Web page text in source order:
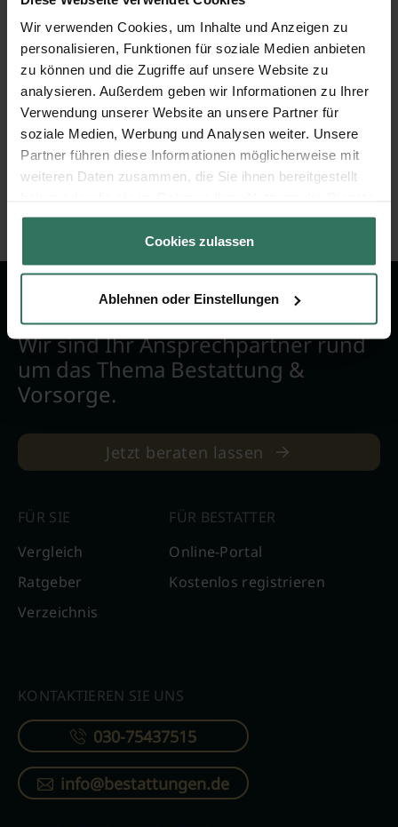
Wir verwenden Cookies, um Inhalte und Anzeigen zu
personalisieren, Funktionen für soziale Medien anbieten
zu können und die Zugriffe auf unsere Website zu
analysieren. Außerdem geben wir Informationen zu Ihrer
Verwendung unserer Website an unsere Partner für
soziale Medien, Werbung und Analysen weiter. Unsere
Partner führen diese Informationen möglicherweise mit
weiteren Daten zusammen, die Sie ihnen bereitgestellt
gesammelt haben.
Cookies zulassen
Ablehnen oder Einstellungen
Wer betreibt diese Website?
Warum muss ich eine Anfrage ausfüllen?
Wie kommt der Preis zustande?
Wir sind Ihr Ansprechpartner rund
um das Thema Bestattung &
Vorsorge.
Jetzt beraten lassen
FÜR SIE
Vergleich
Ratgeber
Verzeichnis
FÜR BESTATTER
Online-Portal
Kostenlos registrieren
KONTAKTIEREN SIE UNS
030-75437515
info@bestattungen.de